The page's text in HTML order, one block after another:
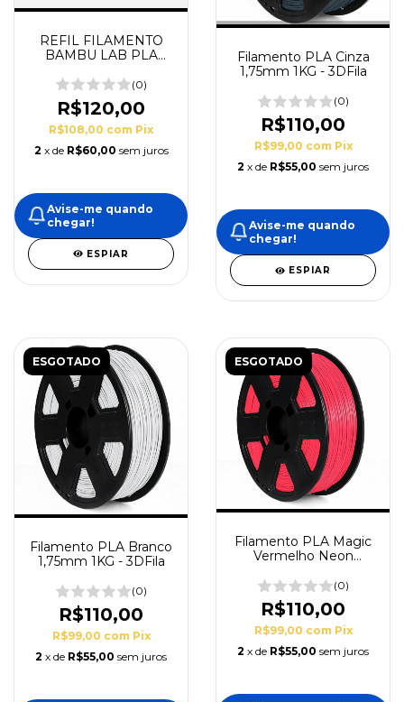
REFIL FILAMENTO
BAMBU LAB PLA
1.75MM (0)
R$120,00
R$108,00 com Pix
2 x de R$60,00 sem juros
Avise-me quando
chegar!
ESPIAR
Filamento PLA Cinza
1,75mm 1KG - 3DFila
(0)
R$110,00
R$99,00 com Pix
2 x de R$55,00 sem juros
Avise-me quando
chegar!
ESPIAR
ESGOTADO
Filamento PLA Branco
1,75mm 1KG - 3DFila
(0)
R$110,00
R$99,00 com Pix
2 x de R$55,00 sem juros
ESGOTADO
Filamento PLA Magic
Vermelho Neon
(0)
R$110,00
R$99,00 com Pix
2 x de R$55,00 sem juros